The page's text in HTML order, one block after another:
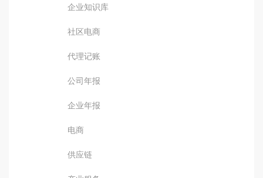
企业知识库
社区电商
代理记账
公司年报
企业年报
电商
供应链